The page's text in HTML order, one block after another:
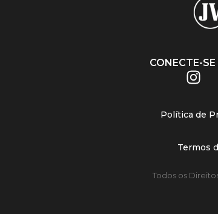
CONECTE-
Política de
Termos
Todos os